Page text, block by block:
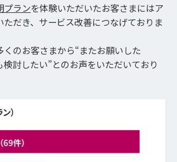
プランを体験いただいたお客さまにはア
ただき、サービス改善につなげておりま
くのお客さまから“またお願いした
検討したい”とのお声をいただいており